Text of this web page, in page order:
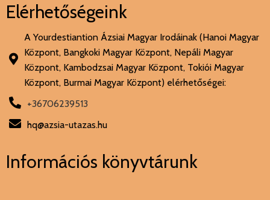
Elérhetőségeink
A Yourdestiantion Ázsiai Magyar Irodáinak (Hanoi Magyar
Központ, Bangkoki Magyar Központ, Nepáli Magyar
Központ, Kambodzsai Magyar Központ, Tokiói Magyar
Központ, Burmai Magyar Központ) elérhetőségei:
+36706239513
hq@azsia-utazas.hu
Információs könyvtárunk